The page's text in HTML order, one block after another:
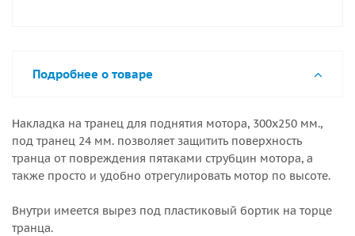
Подробнее о товаре
Накладка на транец для поднятия мотора, 300х250 мм.,
под транец 24 мм. позволяет защитить поверхность
транца от повреждения пятаками струбцин мотора, а
также просто и удобно отрегулировать мотор по высоте.
Внутри имеется вырез под пластиковый бортик на торце
транца.